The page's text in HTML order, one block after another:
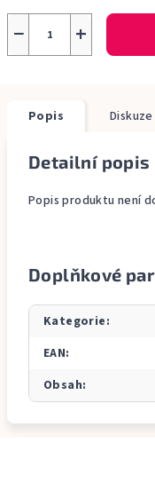
+
−
Popis Diskuze
Detailní
Popis produktu není
Doplňkové
Kategorie:
EAN:
Obsah: